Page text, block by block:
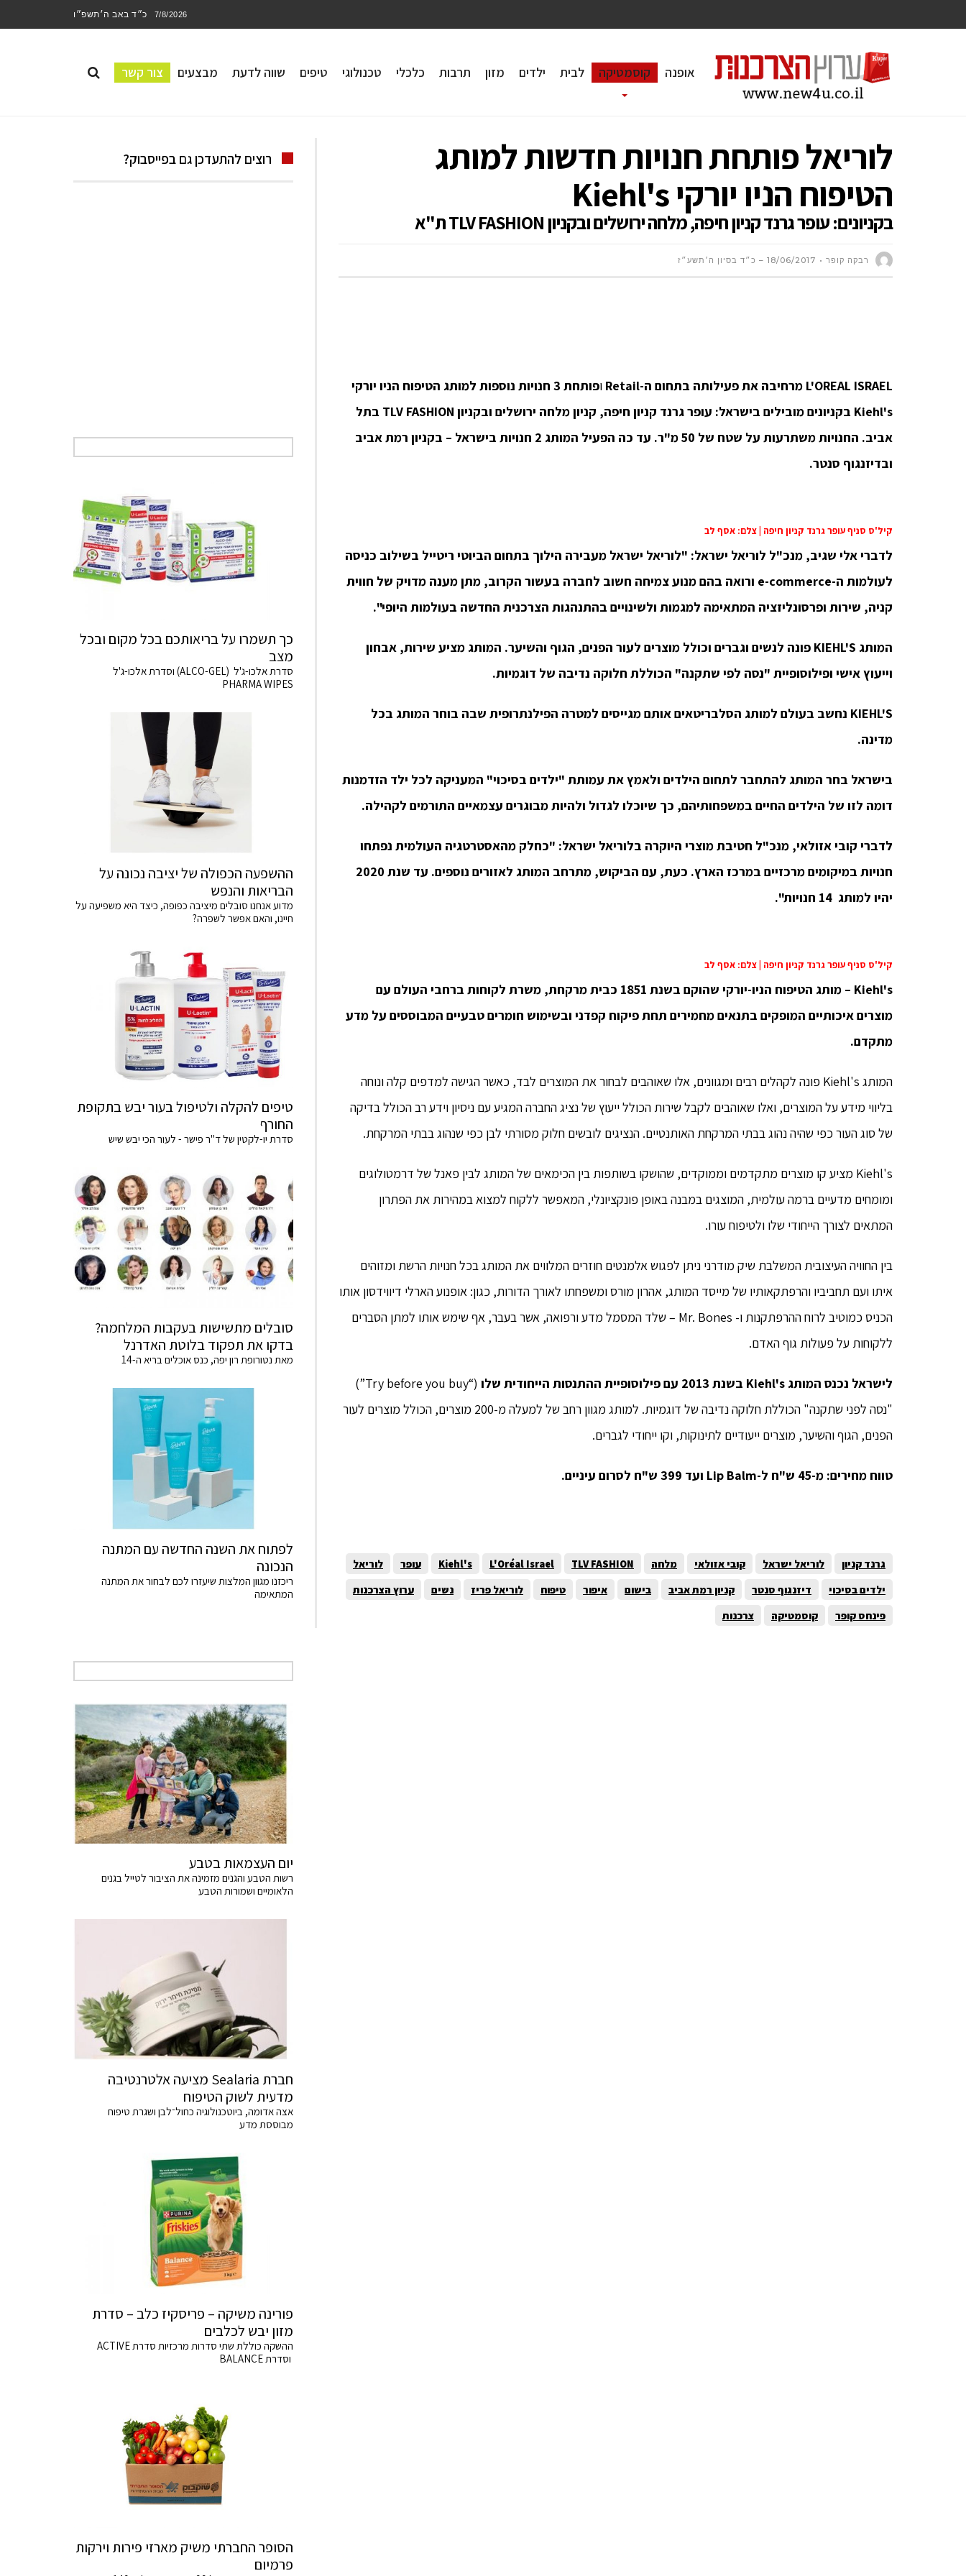
7/8/2026 כ״ד באב ה׳תשפ״ו
אופנה קוסמטיקה לבית ילדים מזון תרבות כלכלי טכנולוגי טיפים שווה לדעת מבצעים צור קשר
לוריאל פותחת חנויות חדשות למותג
הטיפוח הניו יורקי Kiehl's
בקניונים: עופר גרנד קניון חיפה, מלחה ירושלים ובקניון TLV FASHION ת"א
רבקה קופר 18/06/2017 – כ״ד בסיון ה׳תשע״ז
L'OREAL ISRAEL מרחיבה את פעילותה בתחום ה-Retail ופותחת 3 חנויות נוספות למותג הטיפוח הניו יורקי
Kiehl's בקניונים מובילים בישראל: עופר גרנד קניון חיפה, קניון מלחה ירושלים ובקניון TLV FASHION בתל
אביב. החנויות משתרעות על שטח של 50 מ"ר. עד כה הפעיל המותג 2 חנויות בישראל – בקניון רמת אביב
ובדיזנגוף סנטר.
קיל'ס סניף עופר גרנד קניון חיפה | צלם: אסף לב
לדברי אלי שגיב, מנכ"ל לוריאל ישראל: "לוריאל ישראל מעבירה הילוך בתחום הביוטי ריטייל בשילוב כניסה
לעולמות ה-e-commerce ורואה בהם מנוע צמיחה חשוב לחברה בעשור הקרוב, מתן מענה מדויק של חווית
קניה, שירות ופרסונליזציה המתאימה למגמות ולשינויים בהתנהגות הצרכנית החדשה בעולמות היופי".
המותג KIEHL'S פונה לנשים וגברים וכולל מוצרים לעור הפנים, הגוף והשיער. המותג מציע שירות, אבחון
וייעוץ אישי ופילוסופיית "נסה לפי שתקנה" הכוללת חלוקה נדיבה של דוגמיות.
KIEHL'S נחשב בעולם למותג הסלבריטאים אותם מגייסים למטרה הפילנתרופית שבה בוחר המותג בכל
מדינה.
בישראל בחר המותג להתחבר לתחום הילדים ולאמץ את עמותת "ילדים בסיכוי" המעניקה לכל ילד הזדמנות
דומה לזו של הילדים החיים במשפחותיהם, כך שיוכלו לגדול ולהיות מבוגרים עצמאיים התורמים לקהילה.
לדברי קובי אזולאי, מנכ"ל חטיבת מוצרי היוקרה בלוריאל ישראל: "כחלק מהאסטרטגיה העולמית נפתחו
חנויות במיקומים מרכזיים במרכז הארץ. כעת, עם הביקוש, מתרחב המותג לאזורים נוספים. עד שנת 2020
יהיו למותג 14 חנויות".
קיל'ס סניף עופר גרנד קניון חיפה | צלם: אסף לב
Kiehl's – מותג הטיפוח הניו-יורקי שהוקם בשנת 1851 כבית מרקחת, משרת לקוחות ברחבי העולם עם
מוצרים איכותיים המופקים בתנאים מחמירים תחת פיקוח קפדני ובשימוש חומרים טבעיים המבוססים על מדע
מתקדם.
המותג Kiehl's פונה לקהלים רבים ומגוונים, אלו שאוהבים לבחור את המוצרים לבד, כאשר הגישה למדפים קלה ונוחה
בליווי מידע על המוצרים, ואלו שאוהבים לקבל שירות הכולל ייעוץ של נציג החברה המגיע עם ניסיון וידע רב הכולל בדיקה
של סוג העור כפי שהיה נהוג בבתי המרקחת האותנטיים. הנציגים לובשים חלוק מסורתי לבן כפי שנהוג בבתי המרקחת.
Kiehl's מציע קו מוצרים מתקדמים וממוקדים, שהושקו בשותפות בין הכימאים של המותג לבין פאנל של דרמטולוגים
ומומחים מדעיים ברמה עולמית, המוצגים במבנה באופן פונקציונלי, המאפשר ללקוח למצוא במהירות את הפתרון
המתאים לצורך הייחודי שלו ולטיפוח עורו.
בין החוויה העיצובית המשלבת שיק מודרני ניתן לפגוש אלמנטים חוזרים המלווים את המותג בכל חנויות הרשת ומזוהים
איתו ועם תחביביו והרפתקאותיו של מייסד המותג, אהרון מורס ומשפחתו לאורך הדורות, כגון: אופנוע הארלי דיווידסון אותו
הכניס כמוטיב לרוח ההרפתקנות ו- Mr. Bones – שלד המסמל מדע ורפואה, אשר בעבר, אף שימש אותו למתן הסברים
ללקוחות על פעולות גוף האדם.
לישראל נכנס המותג Kiehl's בשנת 2013 עם פילוסופיית ההתנסות הייחודית שלו
(“Try before you buy”)
"נסה לפני שתקנה" הכוללת חלוקה נדיבה של דוגמיות. למותג מגוון רחב של למעלה מ-200 מוצרים, הכולל מוצרים לעור
הפנים, הגוף והשיער, מוצרים ייעודיים לתינוקות, וקו ייחודי לגברים.
טווח מחירים: מ-45 ש"ח ל-Lip Balm ועד 399 ש"ח לסרום עיניים.
גרנד קניון לוריאל ישראל קובי אזולאי מלחה Kiehl's L'Oréal Israel TLV FASHION עופר
לוריאל
ילדים בסיכוי
דיזנגוף סנטר קניון רמת אביב בישום איפור טיפוח לוריאל פריז נשים
ערוץ הצרכנות
פינחס קופר
קוסמטיקה צרכנות
רוצים להתעדכן גם בפייסבוק?
כך תשמרו על בריאותכם בכל מקום ובכל
מצב
סדרת אלכו-ג'ל (ALCO-GEL) וסדרת אלכו-ג'ל
PHARMA WIPES
ההשפעה הכפולה של יציבה נכונה על
הבריאות והנפש
מדוע אנחנו סובלים מיציבה כפופה, כיצד היא משפיעה על
חיינו, והאם אפשר לשפרה?
טיפים להקלה ולטיפול בעור יבש בתקופת
החורף
סדרת יו-לקטין של ד"ר פישר - לעור הכי יבש שיש
סובלים מתשישות בעקבות המלחמה?
בדקו את תפקוד בלוטת האדרנל
מאת נטורופת רון יפה, כנס אוכלים בריא ה-14
לפתוח את השנה החדשה עם המתנה
הנכונה
ריכזנו מגוון המלצות שיעזרו לכם לבחור את המתנה
המתאימה
יום העצמאות בטבע
רשות הטבע והגנים מזמינה את הציבור לטייל בגנים
הלאומיים ושמורות הטבע
חברת Sealaria מציעה אלטרנטיבה
מדעית לשוק הטיפוח
אצה אדומה, ביוטכנולוגיה כחול־לבן ושגרת טיפוח
מבוססת מדע
פורינה משיקה – פריסקיז כלב – סדרת
מזון יבש לכלבים
ההשקה כוללת שתי סדרות מרכזיות סדרת ACTIVE
וסדרת BALANCE
הסופר החברתי משיק מארזי פירות וירקות
פרמיום